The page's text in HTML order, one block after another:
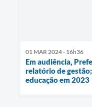
01 MAR 2024 - 16h36
Em audiência,
relatório de
educação em 2023